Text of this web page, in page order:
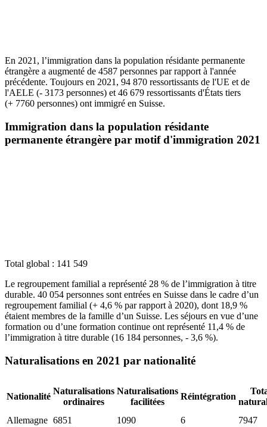
En 2021, l’immigration dans la population résidante permanente
étrangère a augmenté de 4587 personnes par rapport à l'année
précédente. Toujours en 2021, 94 870 ressortissants de l'UE et de
l'AELE (- 3173 personnes) et 46 679 ressortissants d'États tiers
(+ 7760 personnes) ont immigré en Suisse.
Immigration dans la population résidante
permanente étrangère par motif d'immigration 2021
Total global : 141 549
Le regroupement familial a représenté 28 % de l’immigration à titre
durable. 40 054 personnes sont entrées en Suisse dans le cadre d’un
regroupement familial (+ 4,6 % par rapport à 2020), dont 18,9 %
étaient membres de la famille d’un Suisse. Les séjours en vue d’une
formation ou d’une formation continue ont représenté 11,4 % de
l’immigration à titre durable (16 184 personnes, - 3,6 %).
Naturalisations en 2021 par nationalité
Nationalité
Naturalisations
ordinaires
Naturalisations
facilitées
Réintégration
Allemagne 6851 1090 6
7947